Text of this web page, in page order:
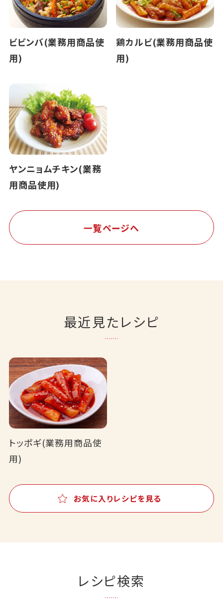
ビビンバ(業務用商品使
用)
鶏カルビ(業務用商品使
用)
ヤンニョムチキン(業務
用商品使用)
一覧ページへ
最近見たレシピ
トッポギ(業務用商品使
用)
お気に入りレシピを見る
レシピ検索